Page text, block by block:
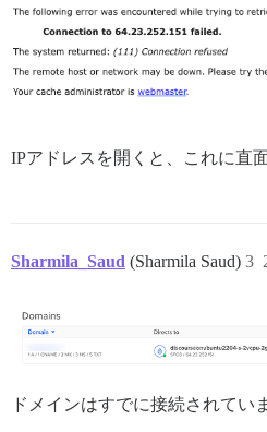
IPアドレスを開くと、これに直
Sharmila_Saud (Sharmila Saud) 3
ドメインはすでに接続されてい